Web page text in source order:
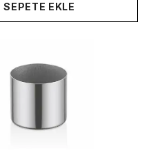
SEPETE EKLE